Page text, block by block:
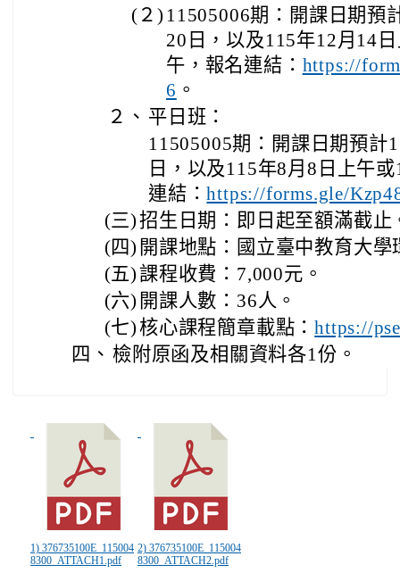
(２) 11505006期：開課日期預
20日，以及115年12月14
午，報名連結： https://
6 。
２、 平日班：
11505005期：開課日期預計
日，以及115年8月8日上午
連結：https://forms.gle/
(三)招生日期：即日起至額滿截止
(四) 開課地點：國立臺中教育大學
(五)課程收費：7,000元。
(六) 開課人數：36人。
(七)核心課程簡章載點：https://
四、 檢附原函及相關資料各1份。
1) 376735100E_115004
8300_ATTACH1.pdf
2) 376735100E_115004
8300_ATTACH2.pdf